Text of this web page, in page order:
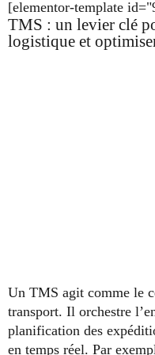
[elementor-template
TMS : un levier clé
logistique et
Un TMS agit comme le
transport. Il orchestre
planification des
en temps réel. Par